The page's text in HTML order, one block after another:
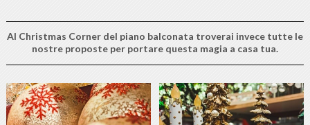
Al Christmas Corner del piano balconata troverai invece tutte le
nostre proposte per portare questa magia a casa tua.